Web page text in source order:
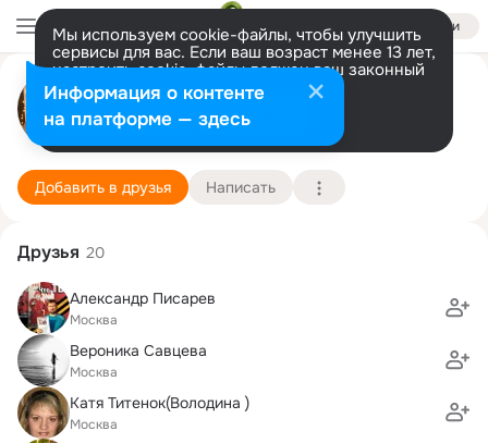
Войти
Мы используем cookie-файлы, чтобы улучшить
сервисы для вас. Если ваш возраст менее 13 лет,
настроить cookie-файлы должен ваш законный
представитель. Больше информации
Разрешить все Настроить
Роман Шаповалов
Вуд Баффало
218 школа
Подробнее
Добавить в друзья Написать
Друзья 20
Александр Писарев
Москва
Вероника Савцева
Москва
Катя Титенок(Володина )
Москва
Информация о контенте
на платформе — здесь